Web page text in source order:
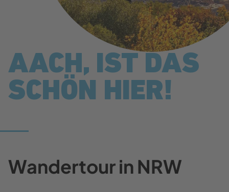
AACH, IST DAS
SCHÖN HIER!
Wandertour in NRW